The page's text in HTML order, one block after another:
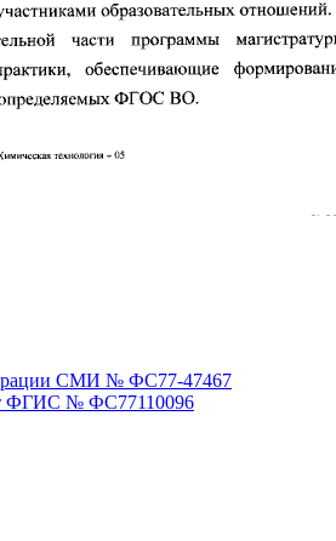
СМИ № ФС77-47467
ФГИС № ФС77110096